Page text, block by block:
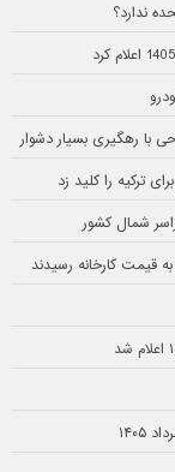
ندارد؟
شمال کشور
به قیمت کارخانه رسیدند